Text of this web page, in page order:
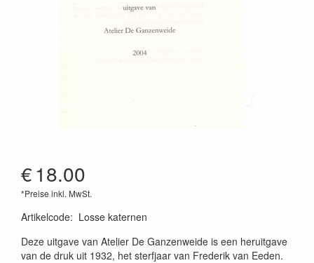
€18.00
*Preise inkl. MwSt.
Artikelcode: Losse katernen
Deze uitgave van Atelier De Ganzenweide is een heruitgave
van de druk uit 1932, het sterfjaar van Frederik van Eeden.